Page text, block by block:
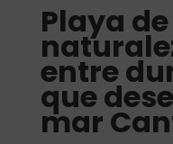
Playa
entre
que
mar